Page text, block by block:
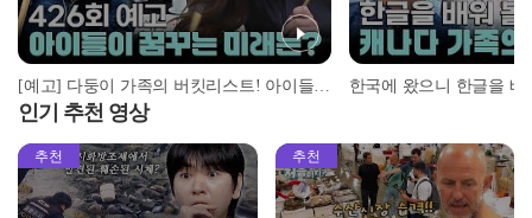
[예고] 다둥이 가족의 버킷리스트! 아이들이 꿈꾸는 미래는?
인기 추천 영상
추천 추천